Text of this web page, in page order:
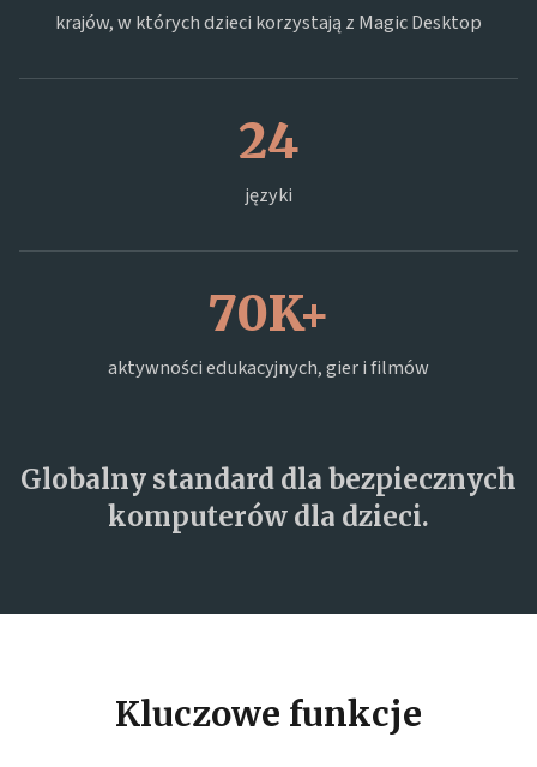
krajów, w których dzieci korzystają z Magic Desktop
24
języki
70K+
aktywności edukacyjnych, gier i filmów
Globalny standard dla bezpiecznych
komputerów dla dzieci.
Kluczowe funkcje